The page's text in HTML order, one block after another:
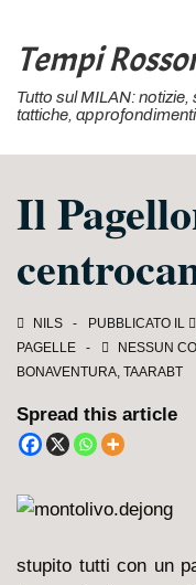
Vai
contenuto
Tempi
Tutto sul MILAN:
tattiche,
Il
NILS PUBBLICATO IL
PAGELLE
NESSUN
BONAVENTURA, TAARABT
Spread this article
stupito tutti con un